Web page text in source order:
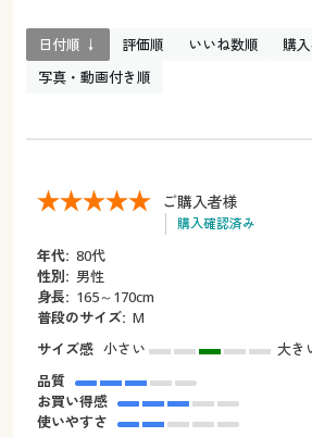
日付順 ↓ 評価順 いいね数順 購
写真・動画付き順
ご購入者様
購入確認済み
年代: 80代
性別: 男性
身長: 165～170cm
普段のサイズ: M
サイズ感 小さい
大き
品質
お買い得感
使いやすさ